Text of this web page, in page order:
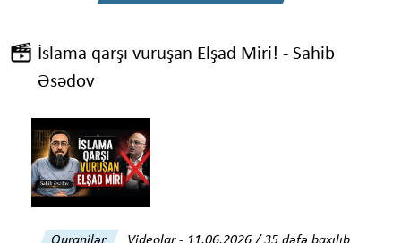
İslama qarşı vuruşan Elşad Miri! - Sahib
Əsədov